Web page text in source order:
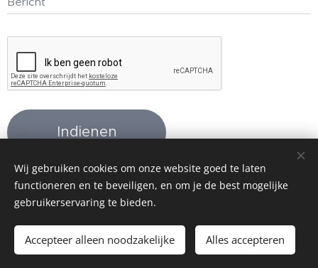
Indienen
Chiro Waarloos 2025
Cookies
Wij gebruiken cookies om onze website goed te laten
functioneren en te beveiligen, en om je de best mogelijke
gebruikerservaring te bieden.
Accepteer alleen noodzakelijke Alles accepteren